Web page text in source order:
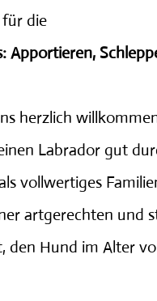
für die
Apportieren,
herzlich
Labrador gut
vollwertiges
artgerechten und
den Hund im Alter